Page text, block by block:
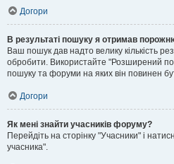
Догори
В результаті пошуку я отримав
Ваш пошук дав надто велику кількість
обробити. Використайте "Розширений
пошуку та форуми на яких він повинен
Догори
Як мені знайти учасників форуму?
Перейдіть на сторінку "Учасники" і
учасника".